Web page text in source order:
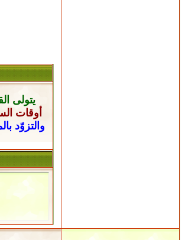
يتولى
أوقات
والتزوّد